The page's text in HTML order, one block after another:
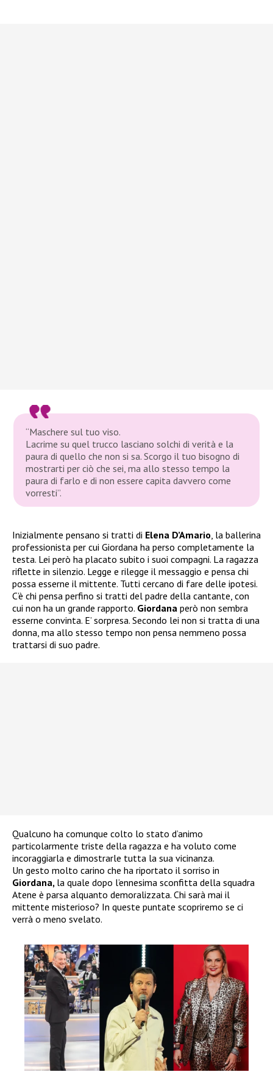
“Maschere sul tuo viso.
Lacrime su quel trucco lasciano solchi di verità e la
paura di quello che non si sa. Scorgo il tuo bisogno di
mostrarti per ciò che sei, ma allo stesso tempo la
paura di farlo e di non essere capita davvero come
vorresti”.
Inizialmente pensano si tratti di Elena D’Amario , la ballerina
professionista per cui Giordana ha perso completamente la
testa. Lei però ha placato subito i suoi compagni. La ragazza
riflette in silenzio. Legge e rilegge il messaggio e pensa chi
possa esserne il mittente. Tutti cercano di fare delle ipotesi.
C’è chi pensa perfino si tratti del padre della cantante, con
cui non ha un grande rapporto. Giordana però non sembra
esserne convinta. E’ sorpresa. Secondo lei non si tratta di una
donna, ma allo stesso tempo non pensa nemmeno possa
trattarsi di suo padre.
Qualcuno ha comunque colto lo stato d’animo
particolarmente triste della ragazza e ha voluto come
incoraggiarla e dimostrarle tutta la sua vicinanza.
Un gesto molto carino che ha riportato il sorriso in
Giordana, la quale dopo l’ennesima sconfitta della squadra
Atene è parsa alquanto demoralizzata. Chi sarà mai il
mittente misterioso? In queste puntate scopriremo se ci
verrà o meno svelato.